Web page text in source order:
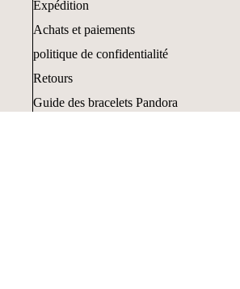
Expédition
Achats et paiements
politique de confidentialité
Retours
Guide des bracelets Pandora